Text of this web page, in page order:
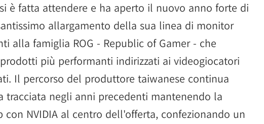
è fatta attendere e ha aperto il nuovo anno forte di
allargamento della sua linea di monitor
alla famiglia ROG - Republic of Gamer - che
più performanti indirizzati ai videogiocatori
Il percorso del produttore taiwanese continua
tracciata negli anni precedenti mantenendo la
con NVIDIA al centro dell'offerta, confezionando un